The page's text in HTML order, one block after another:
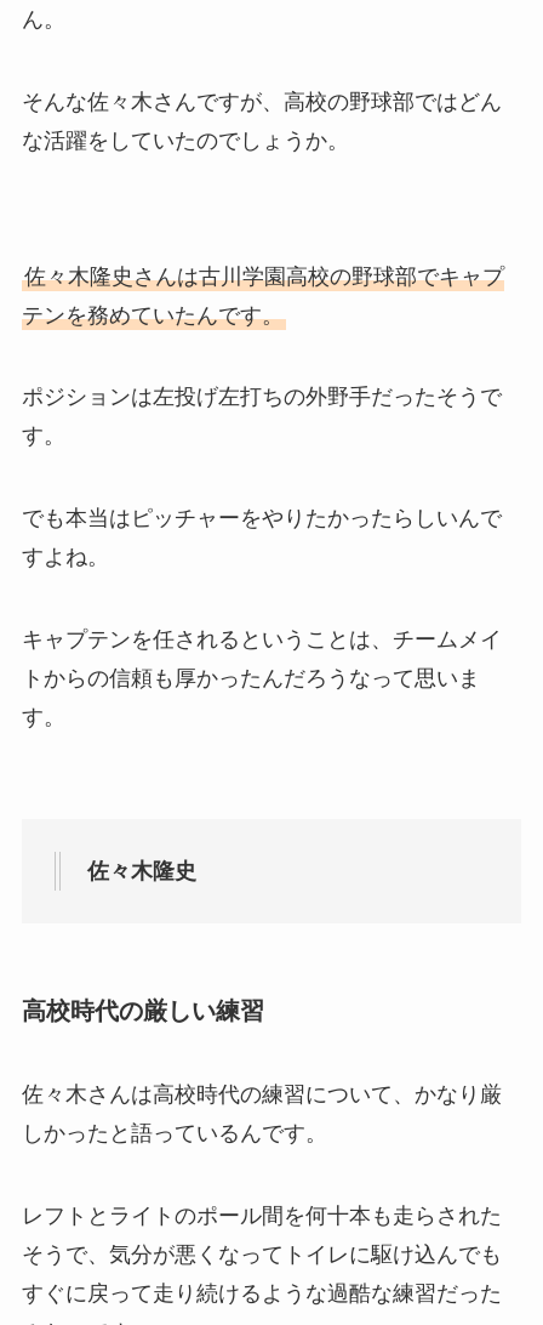
ん。
そんな佐々木さんですが、高校の野球部ではどん
な活躍をしていたのでしょうか。
佐々木隆史さんは古川学園高校の野球部でキャプ
テンを務めていたんです。
ポジションは左投げ左打ちの外野手だったそうで
す。
でも本当はピッチャーをやりたかったらしいんで
すよね。
キャプテンを任されるということは、チームメイ
トからの信頼も厚かったんだろうなって思いま
す。
佐々木隆史
高校時代の厳しい練習
佐々木さんは高校時代の練習について、かなり厳
しかったと語っているんです。
レフトとライトのポール間を何十本も走らされた
そうで、気分が悪くなってトイレに駆け込んでも
すぐに戻って走り続けるような過酷な練習だった